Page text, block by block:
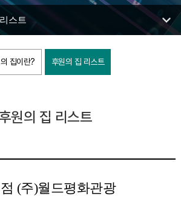
스트
집이란? 후원의 집 리스트
원의 집 리스트
(주)월드평화관광